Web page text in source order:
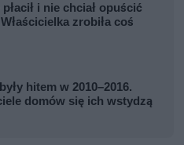
i nie chciał opuścić
zrobiła coś
hitem w 2010–2016.
domów się ich wstydzą